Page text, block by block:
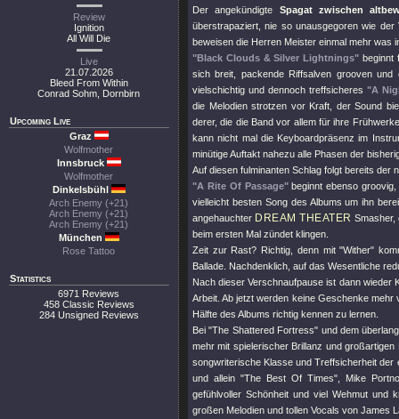
Review
Ignition
All Will Die
Live
21.07.2026
Bleed From Within
Conrad Sohm, Dornbirn
Upcoming Live
Graz
Wolfmother
Innsbruck
Wolfmother
Dinkelsbühl
Arch Enemy (+21)
Arch Enemy (+21)
Arch Enemy (+21)
München
Rose Tattoo
Statistics
6971 Reviews
458 Classic Reviews
284 Unsigned Reviews
Der angekündigte Spagat zwischen
überstrapaziert, nie so unausgegoren wie
beweisen die Herren Meister einmal mehr was
"Black Clouds & Silver Lightnings" beginnt
sich breit, packende Riffsalven grooven
vielschichtig und dennoch treffsicheres "A
die Melodien strotzen vor Kraft, der Sound
derer, die die Band vor allem für ihre
kann nicht mal die Keyboardpräsenz im
minütige Auftakt nahezu alle Phasen der
Auf diesen fulminanten Schlag folgt bereits der
"A Rite Of Passage"beginnt ebenso
vielleicht besten Song des Albums um ihn
angehauchter DREAM THEATER Smasher,
beim ersten Mal zündet klingen.
Zeit zur Rast? Richtig, denn mit"Wither"
Ballade. Nachdenklich, auf das Wesentliche
Nach dieser Verschnaufpause ist dann wieder
Arbeit. Ab jetzt werden keine Geschenke
Hälfte des Albums richtig kennen zu lernen.
Bei"The Shattered Fortress" und dem
mehr mit spielerischer Brillanz und
songwriterische Klasse und Treffsicherheit
und allein"The Best Of Times" , Mike
gefühlvoller Schönheit und viel Wehmut und
großen Melodien und tollen Vocals von James